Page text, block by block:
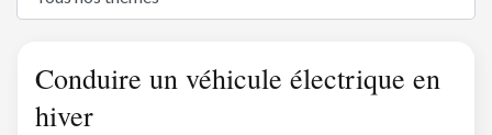
Conduire un véhicule électrique en
hiver